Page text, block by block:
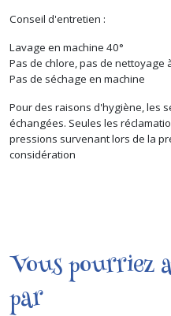
Conseil d'entretien :
Lavage en machine 40°
Pas de chlore, pas de nettoyage
Pas de séchage en machine
Pour des raisons d'hygiène, les
échangées. Seules les
pressions survenant lors de la
considération
Vous pourriez
par